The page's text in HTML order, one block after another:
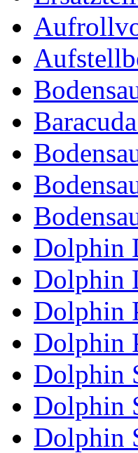
Dolphin
Dolphin
Dolphin
Dolphin
Dolphin
Dolphin
Dolphin